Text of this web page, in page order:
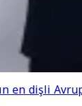
en dişli